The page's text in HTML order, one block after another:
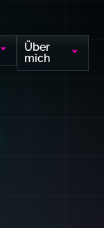
Über
mich